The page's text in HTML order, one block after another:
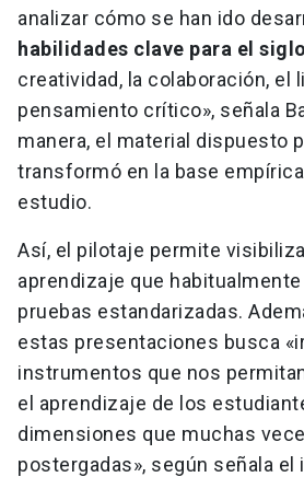
analizar cómo se han ido
habilidades clave para el
creatividad, la colaboración, el
pensamiento crítico», señala
manera, el material dispuesto
transformó en la base
estudio.
Así, el pilotaje permite
aprendizaje que
pruebas estandarizadas.
estas presentaciones busca
instrumentos que nos
el aprendizaje de los
dimensiones que muchas
postergadas», según señala el